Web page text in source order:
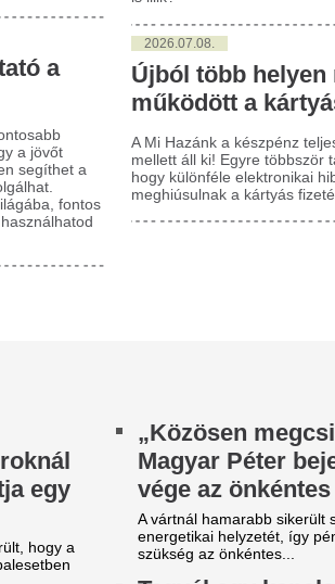
energetikai helyzetét, így péntektől már nincs
szükség az önkéntes...
Tegyél egy kanalat a párnád
alá elalvás előtt: elképesztő,
mi történik éjszaka
Egy régi, mára szinte elfeledett szokás az utóbbi
években újra terjedni kezdett. A különös esti rituálé
lényege egyszerű: lefekvés...
A magyar vegyipar csaknem
200 megawattal csökkentette
energiafelhasználását
tagvállalatai csaknem 200 megawattal (MW)
hogy Molnár Áron kulturális produkcióihoz...